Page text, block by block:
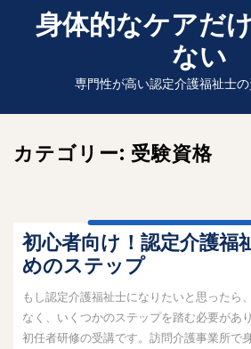
身体的なケアだ
ない
専門性が高い認定介護福祉士
カテゴリー: 受験資格
初心者向け！認定介護福
めのステップ
もし認定介護福祉士になりたいと思ったら
なく、いくつかのステップを踏む必要があ
初任者研修の受講です。訪問介護事業所で